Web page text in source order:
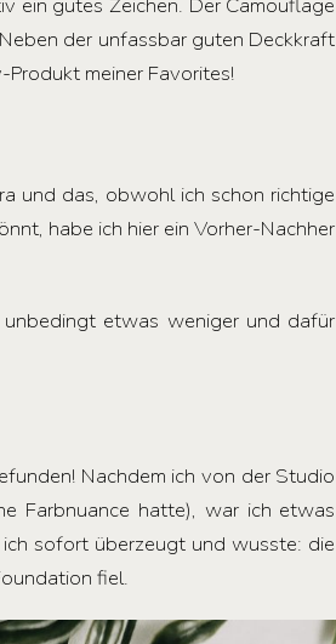
der unfassbar guten Deckkraft
meiner Favorites!
und das, obwohl ich schon richtige
habe ich hier ein Vorher-Nachher
etwas weniger und dafür
Nachdem ich von der Studio
Farbnuance hatte), war ich etwas
sofort überzeugt und wusste: die
fiel.